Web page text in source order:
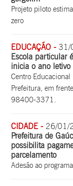
Projeto piloto
zero
EDUCAÇÃO -31/
Escola particular
inicia o ano
Centro
Prefeitura, em
98400-3371.
CIDADE - 26/01/
Prefeitura de
possibilita
parcelamento
Adesão ao